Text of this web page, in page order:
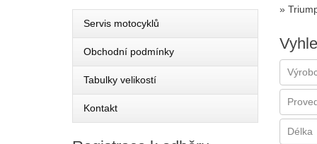
»
Servis motocyklů
Obchodní podmínky
Tabulky velikostí
Kontakt